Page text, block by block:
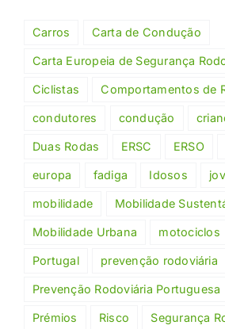
Carros Carta de Condução
Carta Europeia de Segurança
Ciclistas Comportamentos de
condutores condução
Duas Rodas ERSC ERSO
europa fadiga Idosos
mobilidade Mobilidade
Mobilidade Urbana motociclos
Portugal prevenção rodoviária
Prevenção Rodoviária Portuguesa
Prémios Risco Segurança